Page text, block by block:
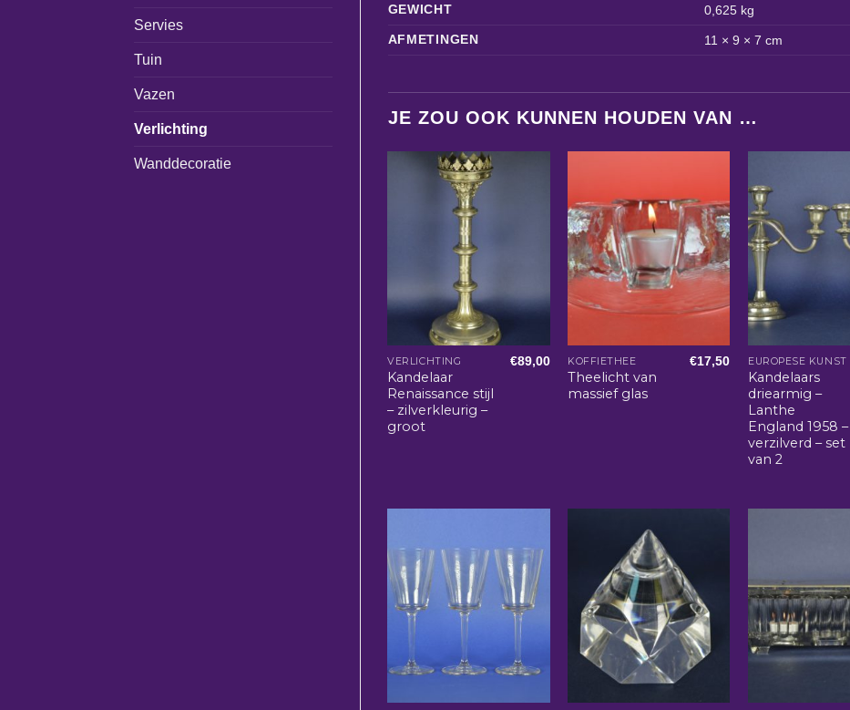
Servies
Tuin
Vazen
Verlichting
Wanddecoratie
GEWICHT
0,625 kg
AFMETINGEN
11 × 9 × 7 cm
JE ZOU OOK KUNNEN HOUDEN VAN …
VERLICHTING
Kandelaar
Renaissance stijl
– zilverkleurig –
groot
€89,00 KOFFIETHEE
Theelicht van
massief glas
€17,50 EUROPESE KUNST
Kandelaars
driearmig –
Lanthe
England 1958 –
verzilverd – set
van 2